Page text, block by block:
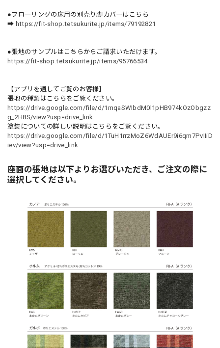
●フローリングの床用の別売り脚カバーはこちら
➡ https://fit-shop.tetsukurite.jp/items/79192821
●張地のサンプルはこちらからご請求いただけます。
https://fit-shop.tetsukurite.jp/items/95766534
【アプリを通してご覧のお客様】
張地の種類はこちらをご覧ください。
https://drive.google.com/file/d/1mqaSWIbdM0l1pHB974kOzObgzz
g_2H8S/view?usp=drive_link
塗装についての詳しい説明はこちらをご覧ください。
https://drive.google.com/file/d/1TuH1rrzMoZ6WdAUEr9i6qm7PvIIiD
iev/view?usp=drive_link
座面の張地は以下よりお選びいただき、ご注文の際に
選択してください。